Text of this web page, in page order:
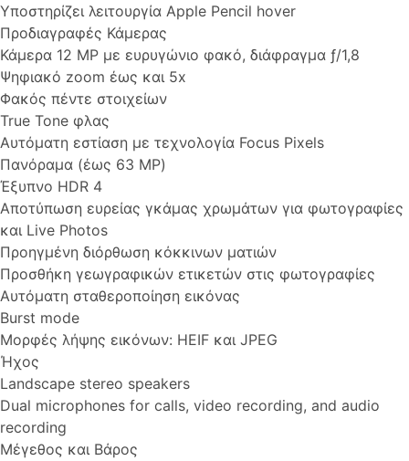
Υποστηρίζει λειτουργία Apple Pencil hover
Προδιαγραφές Κάμερας
Κάμερα 12 MP με ευρυγώνιο φακό, διάφραγμα ƒ/1,8
Ψηφιακό zoom έως και 5x
Φακός πέντε στοιχείων
True Tone φλας
Αυτόματη εστίαση με τεχνολογία Focus Pixels
Πανόραμα (έως 63 MP)
Έξυπνο HDR 4
Αποτύπωση ευρείας γκάμας χρωμάτων για φωτογραφίες
και Live Photos
Προηγμένη διόρθωση κόκκινων ματιών
Προσθήκη γεωγραφικών ετικετών στις φωτογραφίες
Αυτόματη σταθεροποίηση εικόνας
Burst mode
Μορφές λήψης εικόνων: HEIF και JPEG
Ήχος
Landscape stereo speakers
Dual microphones for calls, video recording, and audio
recording
Μέγεθος και Βάρος